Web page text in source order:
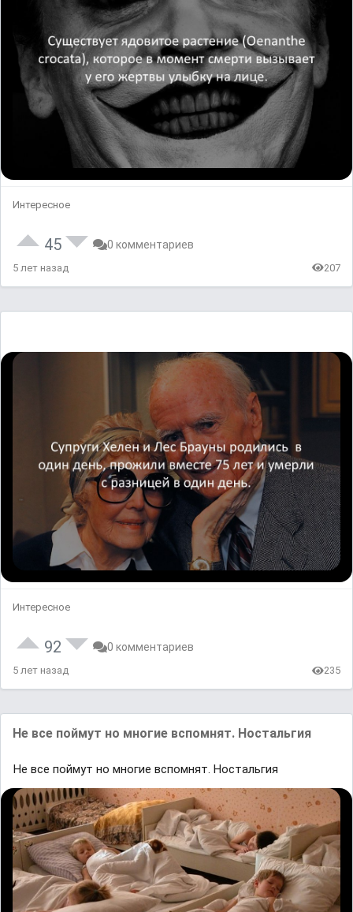
Интересное
45 0 комментариев
5 лет назад 207
Интересное
92 0 комментариев
5 лет назад 235
Не все поймут но многие вспомнят. Ностальгия
Не все поймут но многие вспомнят. Ностальгия